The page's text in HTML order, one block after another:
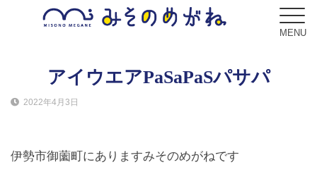
MENU
アイウエアPaSaPaSパサパ
2022年4月3日
伊勢市御薗町にありますみそのめがねです